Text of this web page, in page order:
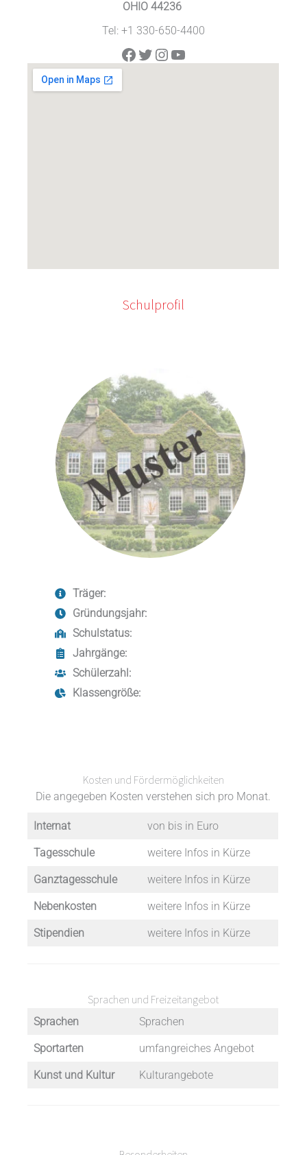
OHIO 44236
Tel: +1 330-650-4400
Facebook
Twitter
Instagram
YouTube
Schulprofil
Träger:
Gründungsjahr:
Schulstatus:
Jahrgänge:
Schülerzahl:
Klassengröße:
Kosten und Fördermöglichkeiten
Die angegeben Kosten verstehen sich pro Monat.
Internat von bis in Euro
Tagesschule weitere Infos in Kürze
Ganztagesschule weitere Infos in Kürze
Nebenkosten weitere Infos in Kürze
Stipendien weitere Infos in Kürze
Sprachen und Freizeitangebot
Sprachen Sprachen
Sportarten umfangreiches Angebot
Kunst und Kultur Kulturangebote